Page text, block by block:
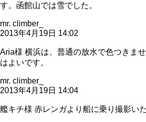
す。函館山では雪でした。
mr. climber_
2013年4月19日 14:02
Aria様 横浜は、普通の放水で色つきま
はよいです。
mr. climber_
2013年4月19日 14:04
艦キチ様 赤レンガより船に乗り撮影い